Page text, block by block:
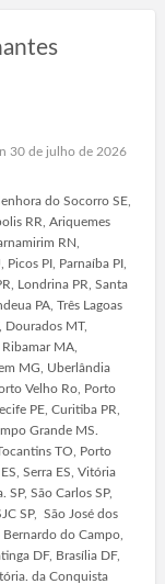
30 de julho de 2026
do Socorro SE,
RR, Ariquemes
RN,
PI, Parnaíba PI,
Londrina PR, Santa
PA, Três Lagoas
Dourados MT,
MA,
MG, Uberlândia
Velho Ro, Porto
PE, Curitiba PR,
Grande MS.
TO, Porto
Serra ES, Vitória
São Carlos SP,
SP, São José dos
Bernardo do Campo,
DF, Brasília DF,
da Conquista